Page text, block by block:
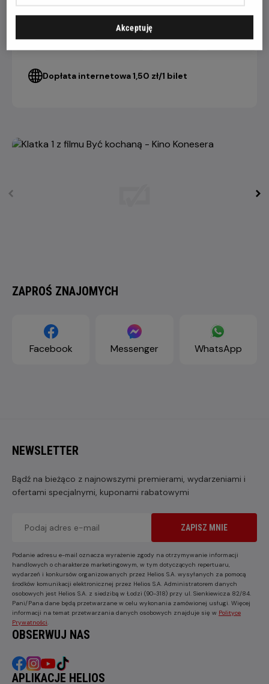
4 DNI+ 3 DNI 2 DNI
Bilet Konesera 21,90 ZŁ 24,90 ZŁ 27,90 ZŁ
Dopłata internetowa 1,50 zł/1 bilet
ZAPROŚ ZNAJOMYCH
Facebook Messenger WhatsApp
NEWSLETTER
Bądź na bieżąco z najnowszymi premierami, wydarzeniami i
ofertami specjalnymi, kuponami rabatowymi
ZAPISZ MNIE
Podanie adresu e-mail oznacza wyrażenie zgody na otrzymywanie informacji
handlowych o charakterze marketingowym, w tym dotyczących repertuaru,
wydarzeń i konkursów organizowanych przez Helios S.A. wysyłanych za pomocą
środków komunikacji elektronicznej przez Helios S.A. Administratorem danych
osobowych jest Helios S.A. z siedzibą w Łodzi (90-318) przy ul. Sienkiewicza 82/84.
Pani/Pana dane będą przetwarzane w celu wykonania zamówionej usługi. Więcej
informacji na temat przetwarzania danych osobowych znajduje się w Polityce
Prywatności
OBSERWUJ NAS
APLIKACJE HELIOS
Akceptuję